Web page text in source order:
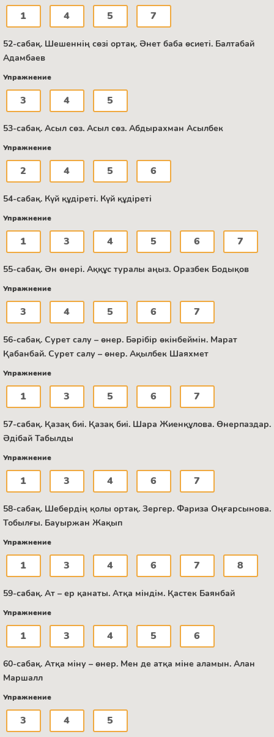
1 4 5 7
52-сабақ. Шешеннің сөзі ортақ. Әнет баба өсиеті. Балтабай
Адамбаев
Упражнение
3 4 5
53-сабақ. Асыл сөз. Асыл сөз. Абдырахман Асылбек
Упражнение
2 4 5 6
54-сабақ. Күй құдіреті. Күй құдіреті
Упражнение
1 3 4 5 6 7
55-сабақ. Ән өнері. Аққұс туралы аңыз. Оразбек Бодықов
Упражнение
3 4 5 6 7
56-сабақ. Сурет салу – өнер. Бәрібір өкінбеймін. Марат
Қабанбай. Сурет салу – өнер. Ақылбек Шаяхмет
Упражнение
1 3 5 6 7
57-сабақ. Қазақ биі. Қазақ биі. Шара Жиенқұлова. Өнерпаздар.
Әдібай Табылды
Упражнение
1 3 4 6 7
58-сабақ. Шебердің қолы ортақ. Зергер. Фариза Оңғарсынова.
Тобылғы. Бауыржан Жақып
Упражнение
1 3 4 6 7 8
59-сабақ. Ат – ер қанаты. Атқа міндім. Қастек Баянбай
Упражнение
1 3 4 5 6
60-сабақ. Атқа міну – өнер. Мен де атқа міне аламын. Алан
Маршалл
Упражнение
3 4 5